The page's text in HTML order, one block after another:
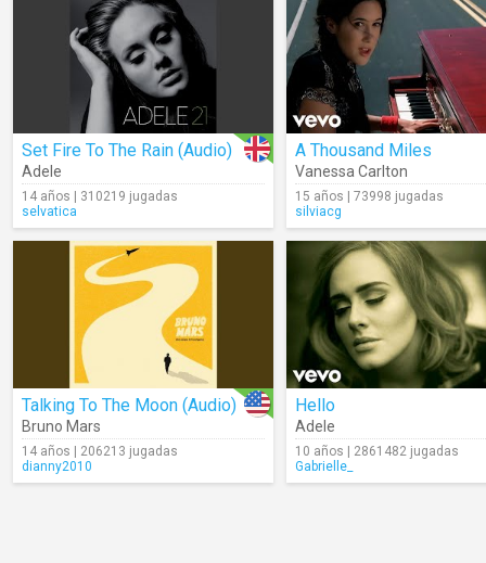
Set Fire To The Rain (Audio)
Adele
14 años | 310219 jugadas
selvatica
A Thousand Miles
Vanessa Carlton
15 años | 73998 jugadas
silviacg
Talking To The Moon (Audio)
Bruno Mars
14 años | 206213 jugadas
dianny2010
Hello
Adele
10 años | 2861482 jugadas
Gabrielle_